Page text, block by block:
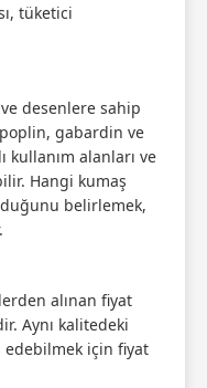
tüketici
desenlere sahip
gabardin ve
kullanım alanları ve
Hangi kumaş
belirlemek,
alınan fiyat
Aynı kalitedeki
edebilmek için fiyat